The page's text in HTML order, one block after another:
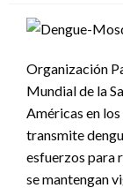
Organización
Mundial de la
Américas en
transmite
esfuerzos para
se mantengan